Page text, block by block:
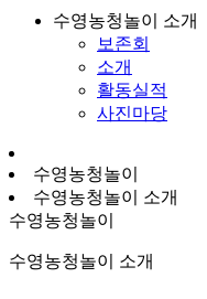
수영농청놀이 소개
보존회
소개
활동실적
사진마당
수영농청놀이
수영농청놀이 소개
수영농청놀이
수영농청놀이 소개